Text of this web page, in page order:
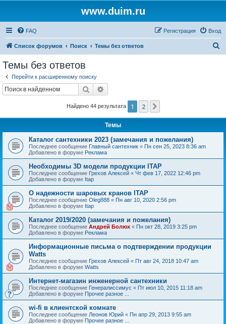
www.duim.ru
FAQ Вход
Регистрация
Список форумов Поиск Темы без ответов
Темы без ответов
Перейти к расширенному поиску
Поиск
Найдено 44 результата 1 2
Темы
Каталог сантехники 2023 (замечания и пожелания)
Последнее сообщение Главный сантехник « Пн сен 25, 2023 8:36 am
Добавлено в форуме Реклама
Необходимы 3D модели продукции ITAP
Последнее сообщение Грехов Алексей « Чт фев 17, 2022 12:46 pm
Добавлено в форуме Itap
О надежности шаровых кранов ITAP
Последнее сообщение Oleg888 « Пн авг 10, 2020 2:56 pm
Добавлено в форуме Itap
Каталог 2019/2020 (замечания и пожелания)
Последнее сообщение Андрей Болюх « Пн окт 28, 2019 3:25 pm
Добавлено в форуме Реклама
Информационные письма о подтверждении продукции
Watts
Последнее сообщение Грехов Алексей « Пт авг 24, 2018 10:47 am
Добавлено в форуме Watts
Интернет-магазин инженерной сантехники
Последнее сообщение Генералиссимус « Пт июл 10, 2015 11:18 am
Добавлено в форуме Прочее разное ...
wi-fi в клиентской комнате
Последнее сообщение Леонов Юрий « Пн апр 29, 2013 9:55 am
Добавлено в форуме Прочее разное ...